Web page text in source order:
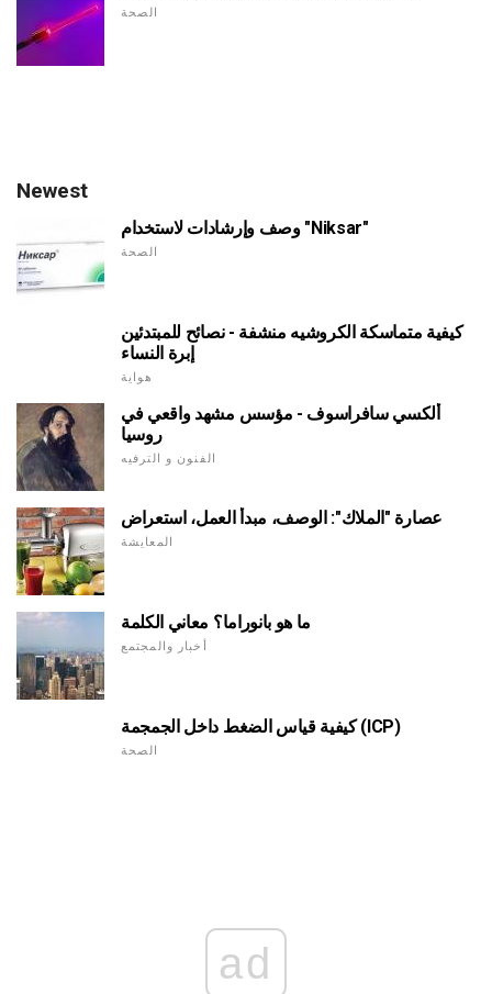
الصحة
Newest
وصف وإرشادات لاستخدام "Niksar"
الصحة
كيفية متماسكة الكروشيه منشفة - نصائح للمبتدئين
إبرة النساء
هواية
ألكسي سافراسوف - مؤسس مشهد واقعي في
روسيا
الفنون و الترفيه
عصارة "الملاك": الوصف، مبدأ العمل، استعراض
المعايشة
ما هو بانوراما؟ معاني الكلمة
أخبار والمجتمع
كيفية قياس الضغط داخل الجمجمة (ICP)
الصحة
ad